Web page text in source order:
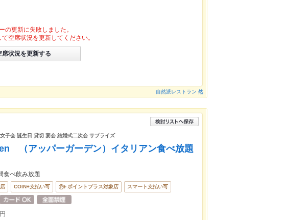
の更新に失敗しました。
空席状況を更新してください。
席状況を更新する
自然派レストラン 然
子会 誕生日 貸切 宴会 結婚式二次会 サプライズ
（アッパーガーデン）イタリアン食べ放題
食べ飲み放題
COIN+支払い可 ポイントプラス対象店 スマート支払い可